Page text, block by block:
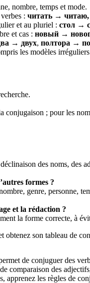
nombre, temps et mode.
: читать →
et au pluriel : стол →
et cas : новый →
→ двух, полтора →
les modèles
conjugaison ; pour les
des noms, des
formes ?
genre, personne,
et la rédaction ?
la forme correcte, à
obtenez son tableau de
de conjuguer des
comparaison des
apprenez les règles de